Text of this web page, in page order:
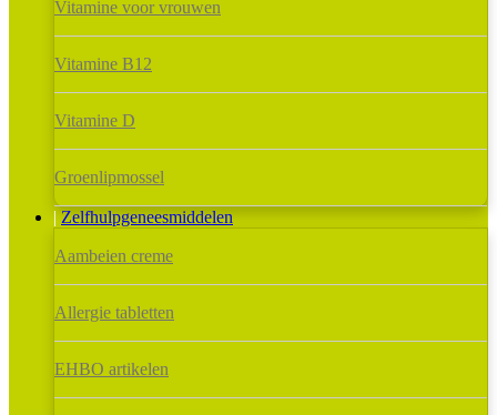
Vitamine voor vrouwen
Vitamine B12
Vitamine D
Groenlipmossel
Zelfhulpgeneesmiddelen
Aambeien creme
Allergie tabletten
EHBO artikelen